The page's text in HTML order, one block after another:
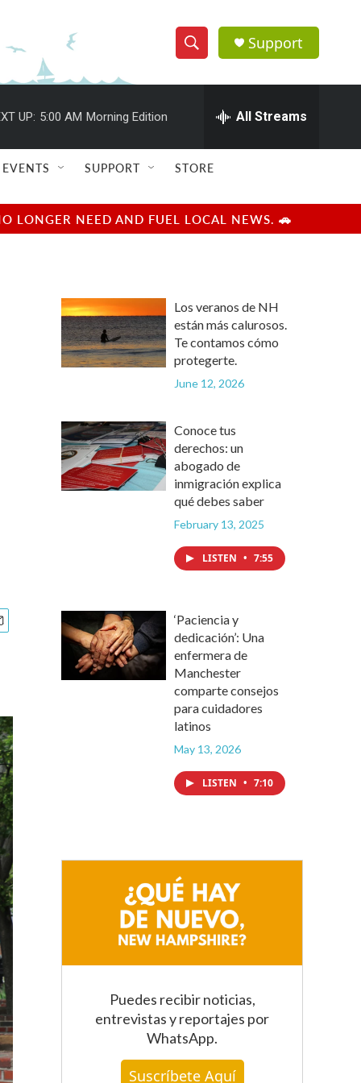
S
h
w
e
c
h
e
h
Q
u
r
y
Support
UP: 5:00 AM Morning Edition All Streams
EVENTS SUPPORT STORE
LONGER NEED AND FUEL LOCAL NEWS. 🚗
Los veranos de NH
están más calurosos.
Te contamos cómo
protegerte.
June 12, 2026
Conoce tus
derechos: un
abogado de
inmigración explica
qué debes saber
February 13, 2025
LISTEN • 7:55
‘Paciencia y
dedicación’: Una
enfermera de
Manchester
comparte consejos
para cuidadores
latinos
May 13, 2026
LISTEN • 7:10
Puedes recibir noticias,
entrevistas y reportajes por
WhatsApp.
Suscríbete Aquí